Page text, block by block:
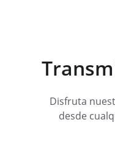
Disfruta
desde